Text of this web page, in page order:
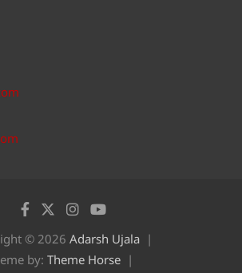
© 2026 Adarsh Ujala
by: Theme Horse